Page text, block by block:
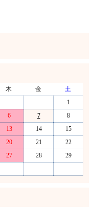
木 金
土
1
6 7
8
13 14
15
20 21
22
27 28
29